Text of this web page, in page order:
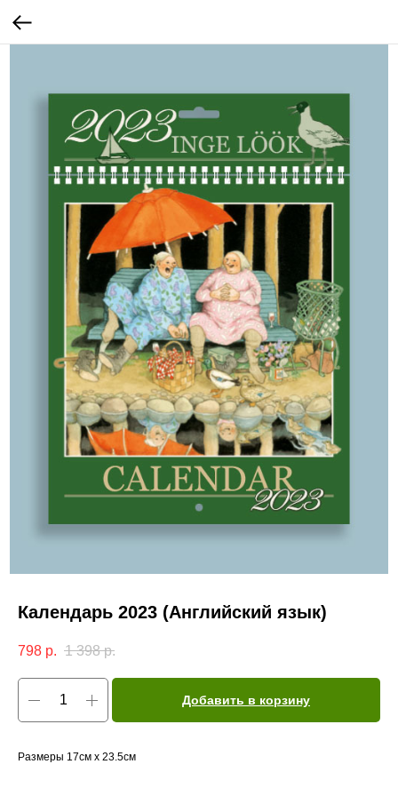
Календарь 2023 (Английский язык)
798 р. 1 398 р.
Добавить в корзину
Размеры 17см х 23.5см